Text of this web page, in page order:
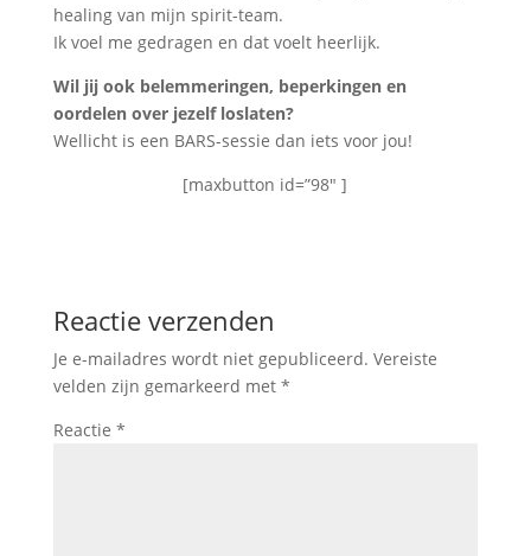
healing van mijn spirit-team.
Ik voel me gedragen en dat voelt heerlijk.
Wil jij ook belemmeringen, beperkingen en
oordelen over jezelf loslaten?
Wellicht is een BARS-sessie dan iets voor jou!
[maxbutton id=”98″ ]
Reactie verzenden
Je e-mailadres wordt niet gepubliceerd. Vereiste
velden zijn gemarkeerd met *
Reactie *